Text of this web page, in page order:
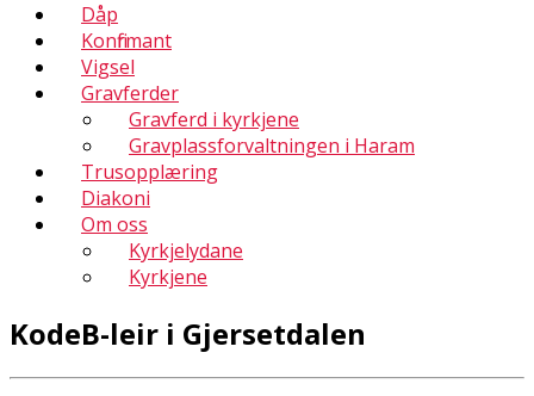
Dåp
Konfirmant
Vigsel
Gravferder
Gravferd i kyrkjene
Gravplassforvaltningen i Haram
Trusopplæring
Diakoni
Om oss
Kyrkjelydane
Kyrkjene
KodeB-leir i Gjersetdalen